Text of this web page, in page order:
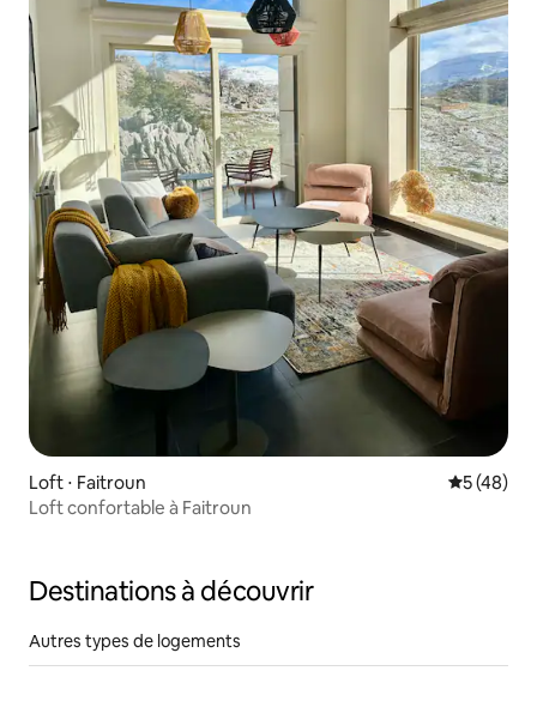
Loft ⋅ Faitroun
5 (48)
Loft confortable à Faitroun
Destinations à découvrir
Autres types de logements